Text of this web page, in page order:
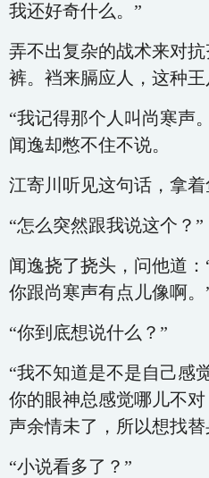
我还好奇什么。”
弄不出复杂的战术来对
裤。裆来膈应人，这种王
“我记得那个人叫尚寒声
闻逸却憋不住不说。
江寄川听见这句话，拿着
“怎么突然跟我说这个？”
闻逸挠了挠头，问他道：
你跟尚寒声有点儿像啊。
“你到底想说什么？”
“我不知道是不是自己感
你的眼神总感觉哪儿不
声余情未了，所以想找替
“小说看多了？”